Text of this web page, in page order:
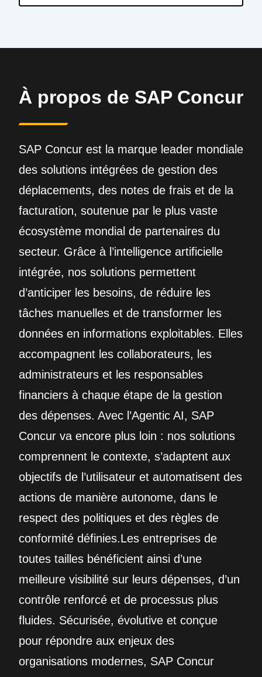
À propos de SAP Concur
SAP Concur est la marque leader mondiale
des solutions intégrées de gestion des
déplacements, des notes de frais et de la
facturation, soutenue par le plus vaste
écosystème mondial de partenaires du
secteur. Grâce à l’intelligence artificielle
intégrée, nos solutions permettent
d’anticiper les besoins, de réduire les
tâches manuelles et de transformer les
données en informations exploitables. Elles
accompagnent les collaborateurs, les
administrateurs et les responsables
financiers à chaque étape de la gestion
des dépenses. Avec l’Agentic AI, SAP
Concur va encore plus loin : nos solutions
comprennent le contexte, s’adaptent aux
objectifs de l’utilisateur et automatisent des
actions de manière autonome, dans le
respect des politiques et des règles de
conformité définies.Les entreprises de
toutes tailles bénéficient ainsi d’une
meilleure visibilité sur leurs dépenses, d’un
contrôle renforcé et de processus plus
fluides. Sécurisée, évolutive et conçue
pour répondre aux enjeux des
organisations modernes, SAP Concur